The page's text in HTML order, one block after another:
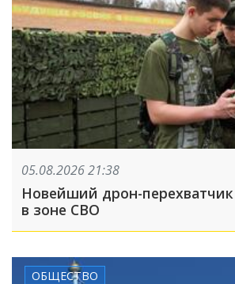
05.08.2026 21:38
Новейший дрон-
в зоне СВО
ОБЩЕСТВО